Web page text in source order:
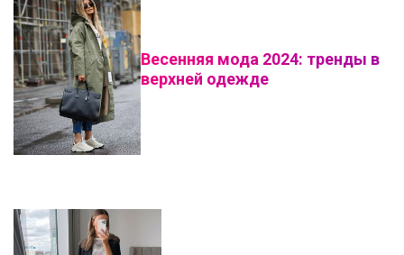
Весенняя мода 2024: тренды в
верхней одежде